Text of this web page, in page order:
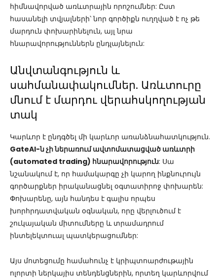
հիմնավորված առևտրային որոշումներ: Ըստ
հասանելի տվյալների՝ նոր գործիքն ուղղված է ոչ թե
մարդուն փոխարինելուն, այլ նրա
հնարավորություններն ընդլայնելուն:
Անվտանգություն և
սահմանափակումներ. Առևտուրը
մնում է մարդու վերահսկողության
տակ
Կարևոր է ընդգծել մի կարևոր առանձնահատկություն.
GateAI-ն չի ներառում ավտոմատացված առևտրի
(automated trading) հնարավորություն: Սա
նշանակում է, որ համակարգը չի կարող ինքնուրույն
գործարքներ իրականացնել օգտատիրոջ փոխարեն:
Փոխարենը, այն հանդես է գալիս որպես
խորհրդատվական օգնական, որը վերլուծում է
շուկայական միտումները և տրամադրում
ինտելեկտուալ պատկերացումներ:
Այս մոտեցումը համահունչ է կրիպտոարժութային
ոլորտի ներկայիս տենդենցներին, որտեղ կարևորվում